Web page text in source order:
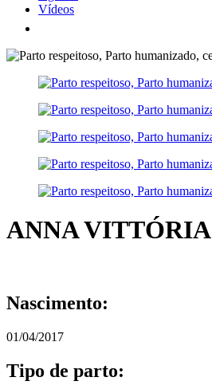
Vídeos
ANNA VITTÓRIA
Nascimento:
01/04/2017
Tipo de parto: